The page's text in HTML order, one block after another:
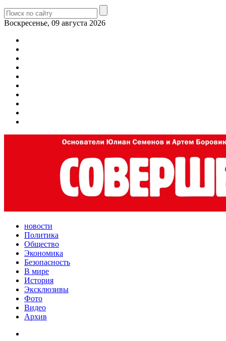
Воскресенье, 09 августа 2026
новости
Политика
Общество
Экономика
Безопасность
В мире
История
Эксклюзивы
Фото
Видео
Архив